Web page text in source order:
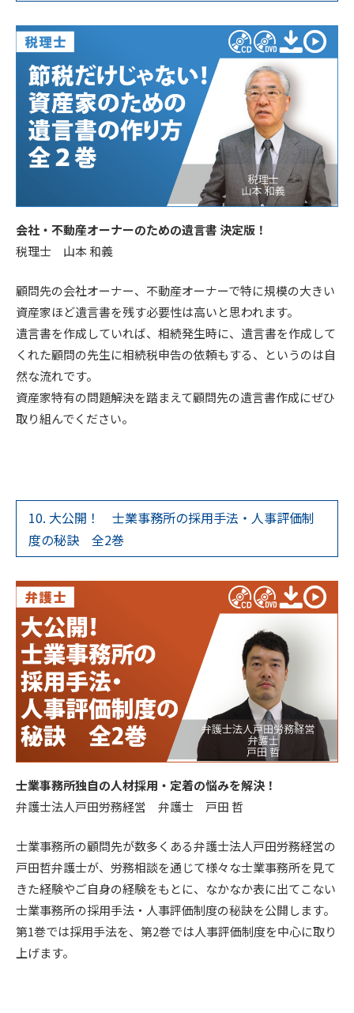
会社・不動産オーナーのための遺言書 決定版！
税理士 山本 和義
顧問先の会社オーナー、不動産オーナーで特に規模の大きい
資産家ほど遺言書を残す必要性は高いと思われます。
遺言書を作成していれば、相続発生時に、遺言書を作成して
くれた顧問の先生に相続税申告の依頼もする、というのは自
然な流れです。
資産家特有の問題解決を踏まえて顧問先の遺言書作成にぜひ
取り組んでください。
10. 大公開！ 士業事務所の採用手法・人事評価制
度の秘訣 全2巻
士業事務所独自の人材採用・定着の悩みを解決！
弁護士法人戸田労務経営 弁護士 戸田 哲
士業事務所の顧問先が数多くある弁護士法人戸田労務経営の
戸田哲弁護士が、労務相談を通じて様々な士業事務所を見て
きた経験やご自身の経験をもとに、なかなか表に出てこない
士業事務所の採用手法・人事評価制度の秘訣を公開します。
第1巻では採用手法を、第2巻では人事評価制度を中心に取り
上げます。